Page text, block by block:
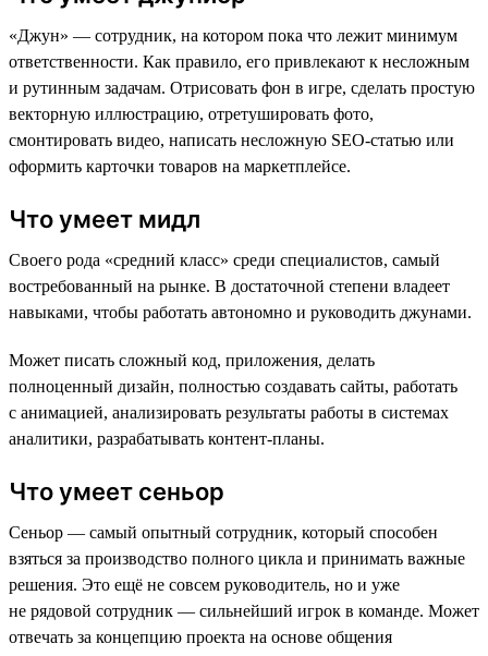
«Джун» — сотрудник, на котором пока что лежит минимум
ответственности. Как правило, его привлекают к несложным
и рутинным задачам. Отрисовать фон в игре, сделать простую
векторную иллюстрацию, отретушировать фото,
смонтировать видео, написать несложную SEO-статью или
оформить карточки товаров на маркетплейсе.
Что умеет мидл
Своего рода «средний класс» среди специалистов, самый
востребованный на рынке. В достаточной степени владеет
навыками, чтобы работать автономно и руководить джунами.
Может писать сложный код, приложения, делать
полноценный дизайн, полностью создавать сайты, работать
с анимацией, анализировать результаты работы в системах
аналитики, разрабатывать контент-планы.
Что умеет сеньор
Сеньор — самый опытный сотрудник, который способен
взяться за производство полного цикла и принимать важные
решения. Это ещё не совсем руководитель, но и уже
не рядовой сотрудник — сильнейший игрок в команде. Может
отвечать за концепцию проекта на основе общения